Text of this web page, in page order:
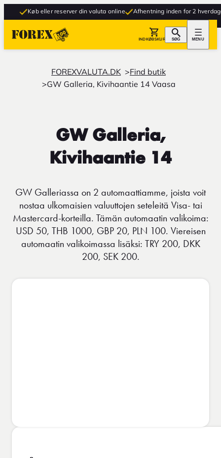
Køb eller reserver din valuta online Afhentning inden for 2 hverdage
INDKØBSKURV SØG MENU
FOREXVALUTA.DK
Find butik
GW Galleria, Kivihaantie 14 Vaasa
GW Galleria,
Kivihaantie 14
GW Galleriassa on 2 automaattiamme, joista voit
nostaa ulkomaisien valuuttojen seteleitä Visa- tai
Mastercard-korteilla. Tämän automaatin valikoima:
USD 50, THB 1000, GBP 20, PLN 100. Viereisen
automaatin valikoimassa lisäksi: TRY 200, DKK
200, SEK 200.